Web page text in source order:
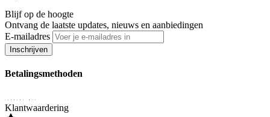
Blijf op de hoogte
Ontvang de laatste updates, nieuws en aanbiedingen
E-mailadres
Inschrijven
Betalingsmethoden
Klantwaardering